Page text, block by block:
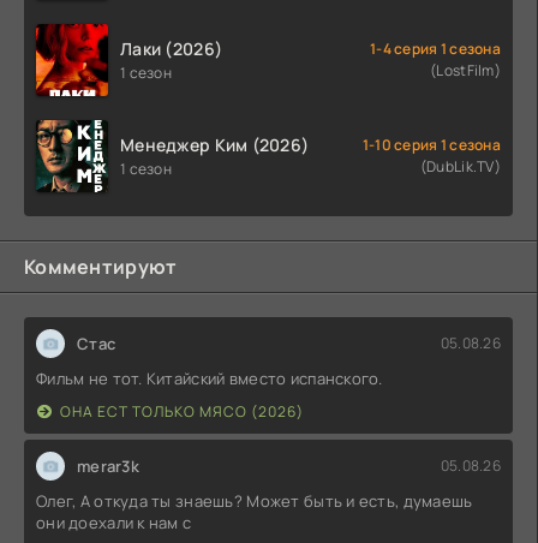
Лаки (2026)
1 сезон
1-4 серия 1 сезона
(LostFilm)
Менеджер Ким (2026)
1 сезон
1-10 серия 1 сезона
(DubLik.TV)
Комментируют
Стас 05.08.26
Фильм не тот. Китайский вместо испанского.
ОНА ЕСТ ТОЛЬКО МЯСО (2026)
merar3k 05.08.26
Олег, А откуда ты знаешь? Может быть и есть, думаешь
они доехали к нам с